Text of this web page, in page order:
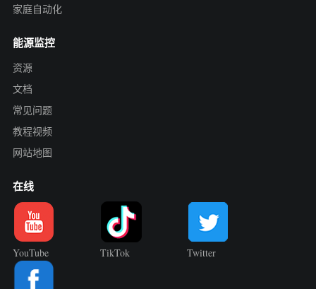
家庭自动化
能源监控
资源
文档
常见问题
教程视频
网站地图
在线
YouTube TikTok Twitter